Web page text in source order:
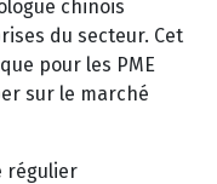
chinois
du secteur. Cet
pour les PME
sur le marché
régulier